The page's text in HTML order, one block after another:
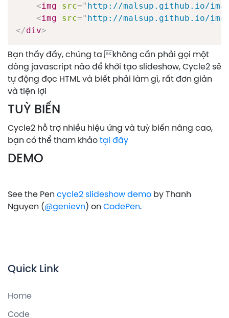
<img src=" http://malsup.github.io/
<img src=" http://malsup.github.io/
</div>
Bạn thấy đấy, chúng ta không cần phải gọi một
dòng javascript nào để khởi tạo slideshow, Cycle2 sẽ
tự động đọc HTML và biết phải làm gì, rất đơn giản
và tiện lợi
TUỲ BIẾN
Cycle2 hỗ trợ nhiều hiệu ứng và tuỳ biến nâng cao,
bạn có thể tham khảo tại đây
DEMO
See the Pen cycle2 slideshow demo by Thanh
Nguyen (@genievn) on CodePen.
Quick Link
Home
Code